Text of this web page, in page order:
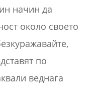
начин да
около своето
по
веднага